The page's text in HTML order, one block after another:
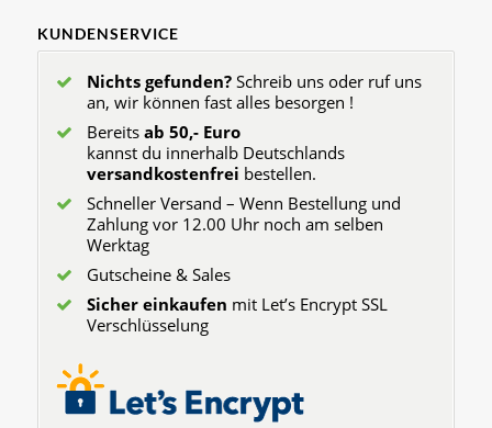
KUNDENSERVICE
Nichts gefunden?Schreib uns oder ruf uns
an, wir können fast alles besorgen !
Bereits ab 50,- Euro
kannst du innerhalb Deutschlands
versandkostenfrei bestellen.
Schneller Versand – Wenn Bestellung und
Zahlung vor 12.00 Uhr noch am selben
Werktag
Gutscheine & Sales
Sicher einkaufen mit Let’s Encrypt SSL
Verschlüsselung